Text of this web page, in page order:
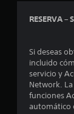
RESERVA –
Si deseas
incluido
servicio y
Network.
funciones
automático